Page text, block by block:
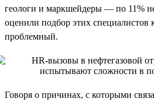
геологи и маркшейдеры — по 11%
оценили подбор этих специалистов
проблемный.
Говоря о причинах, с которыми